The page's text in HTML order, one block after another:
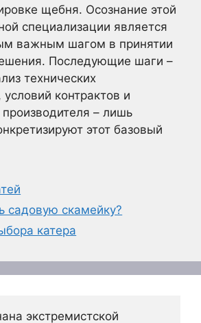
щебня. Осознание этой
специализации является
важным шагом в принятии
Последующие шаги –
технических
контрактов и
– лишь
этот базовый
садовую скамейку?
катера
экстремистской